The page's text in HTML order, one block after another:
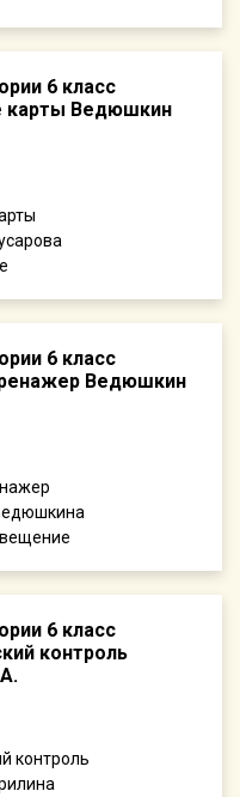
6 класс
карты Ведюшкин
6 класс
Ведюшкин
6 класс
контроль
контроль